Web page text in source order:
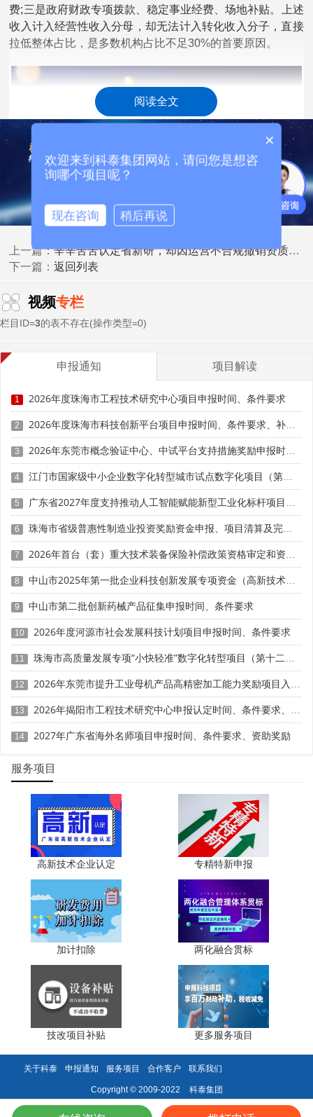
费;三是政府财政专项拨款、稳定事业经费、场地补贴。上述
收入计入经营性收入分母，却无法计入转化收入分子，直接
拉低整体占比，是多数机构占比不足30%的首要原因。
除比例达标外，材料需形成完整证据链：技术登记合
同、银行回款凭证、知识产权权属证明、项目验收单、企业
三、成果转化占比不足30%四大补救实操方案
(一)短期应急补救(申报前3—6个月适用)
一是盘活自有知识产权，签订许可或转让合同。梳理机
构自有专利、软件著作权，对接省内制造业中小企业签订普
通许可、排他许可协议，完成线上技术合同登记并收取分期
许可费。优先选择广东本地企业合作，评审对本地转化案例
认可度更高，同步留存技术交底、产品改良记录佐证真实落
地。二是承接产业链共性技术委托研发。面向上下游企业开
发定制化新工艺、智能改造方案，合同拆分标注创新研发板
块，该部分款项全额计入成果转化收入，常规运维、检测板
块单独列明不计入，精准拆分营收口径优化比例。三是成果
作价入股孵化科创企业。依托自研技术参股新设科技公司，
以知识产权评估作价实缴出资，作价金额按政策计入当年成
果转化收入，同时补充股权登记、资产评估报告作为支撑材
料。
(二)财务口径优化调整(合规缩减经营性收入分母)
一是剥离非经营性、非转化类业务。将仪器租赁、常规
检测、场地出租等低效业务单独拆分至关联主体，减少当期
务调账、篡改审计报表，需通过真实业务拆分、合同分立完
算，不计入经营性收入分母，财务台账单独归集财政拨款与
市场化转化收入，专项审计时清晰划分两类资金，避免财政
资金稀释转化收入占比。
(三)中长期体系搭建(次年申报、动态评估长效保障)
一是建立常态化技术转移运营机制。设立专职成果转化
专员，对接本地产业园、产业集群，搭建稳定技术服务订单
渠道，每月固定签订2至3份技术开发、专利许可合同，均衡
年度转化收入，避免单年数据断层。二是布局中试转化载
体，拓展自产转化产品收入。搭建小型中试生产线，将实验
室自研样品转化为标准化中间产品对外销售，产品销售收入
纳入成果转化核算，丰富收入结构，降低单一技术合同依
赖。三是落实职务成果赋权政策提升转化积极性。依据广东
职务科技成果单列管理政策，放宽科研人员成果处置权限，
收益。
(四)材料佐证补全补救(占比达标但评审扣分专用)
阅读全文
上一篇：辛辛苦苦认定省新研，却因运营不合规撤销资质？避坑指南收好
下一篇：返回列表
视频专栏
栏目ID=3的表不存在(操作类型=0)
申报通知 项目解读
1 2026年度珠海市工程技术研究中心项目申报时间、条件要求
2 2026年度珠海市科技创新平台项目申报时间、条件要求、补助奖励
3 2026年东莞市概念验证中心、中试平台支持措施奖励申报时间、条件要求、奖补标准
4 江门市国家级中小企业数字化转型城市试点数字化项目（第一批）入库申报时间、条件要求、补助奖励
5 广东省2027年度支持推动人工智能赋能新型工业化标杆项目入库申报时间、条件要求、补助奖励
6 珠海市省级普惠性制造业投资奖励资金申报、项目清算及完工验收时间、条件要求、奖补标准
7 2026年首台（套）重大技术装备保险补偿政策资格审定和资金申请时间、条件要求、补助标准
8 中山市2025年第一批企业科技创新发展专项资金（高新技术企业认定补助）申报时间、条件要求、奖补标准
9 中山市第二批创新药械产品征集申报时间、条件要求
10 2026年度河源市社会发展科技计划项目申报时间、条件要求
11 珠海市高质量发展专项“小快轻准”数字化转型项目（第十二批）入库储备申报时间、条件要求、补助奖励
12 2026年东莞市提升工业母机产品高精密加工能力奖励项目入库申报时间、条件要求、资助标准
13 2026年揭阳市工程技术研究中心申报认定时间、条件要求、扶持奖励
14 2027年广东省海外名师项目申报时间、条件要求、资助奖励
服务项目
高新技术企业认定 专精特新申报
加计扣除 两化融合贯标
技改项目补贴 更多服务项目
关于科泰 申报通知 服务项目 合作客户 联系我们
Copyright © 2009-2022 科泰集团
×
欢迎来到科泰集团网站，请问您是想咨
询哪个项目呢？
现在咨询 稍后再说